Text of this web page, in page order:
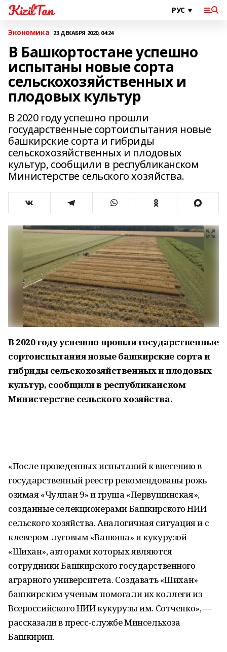
KizilTan
Экономика 23 ДЕКАБРЯ 2020, 04:24
В Башкортостане успешно
испытаны новые сорта
сельскохозяйственных и
плодовых культур
В 2020 году успешно прошли
государственные сортоиспытания новые
башкирские сорта и гибриды
сельскохозяйственных и плодовых
культур, сообщили в республиканском
Министерстве сельского хозяйства.
В 2020 году успешно прошли государственные
сортоиспытания новые башкирские сорта и
гибриды сельскохозяйственных и плодовых
культур, сообщили в республиканском
Министерстве сельского хозяйства.
«После проведенных испытаний к внесению в
государственный реестр рекомендованы рожь
озимая «Чулпан 9» и груша «Первушинская»,
созданные селекционерами Башкирского НИИ
сельского хозяйства. Аналогичная ситуация и с
клевером луговым «Ванюша» и кукурузой
«Шихан», авторами которых являются
сотрудники Башкирского государственного
аграрного университета. Создавать «Шихан»
башкирским ученым помогали их коллеги из
Всероссийского НИИ кукурузы им. Сотченко», —
рассказали в пресс-службе Минсельхоза
Башкирии.